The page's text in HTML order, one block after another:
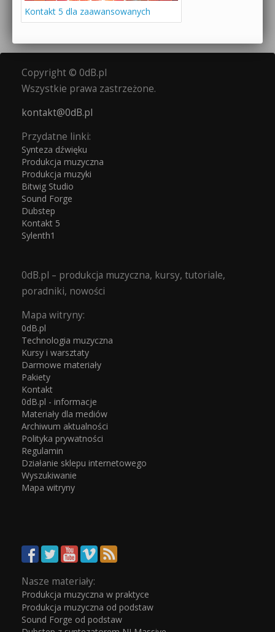
Kontakt 5 dla zaawansowanych
Copyright © 0dB.pl
Wszystkie prawa zastrzeżone.
kontakt@0dB.pl
Przydatne linki:
Synteza dźwięku
Produkcja muzyczna
Produkcja muzyki
Bitwig Studio
Sound Forge
Dubstep
Kontakt 5
Sylenth1
0dB.pl – produkcja muzyczna, kursy, tutoriale,
poradniki, nowości
Mapa witryny:
0dB.pl
Technologia muzyczna
Kursy i warsztaty
Darmowe materiały
Pakiety
Kontakt
0dB.pl - informacje
Materiały dla mediów
Archiwum aktualności
Polityka prywatności
Regulamin
Działanie sklepu internetowego
Wyszukiwanie
Mapa witryny
Nasze materiały:
Produkcja muzyczna w praktyce
Produkcja muzyczna od podstaw
Sound Forge od podstaw